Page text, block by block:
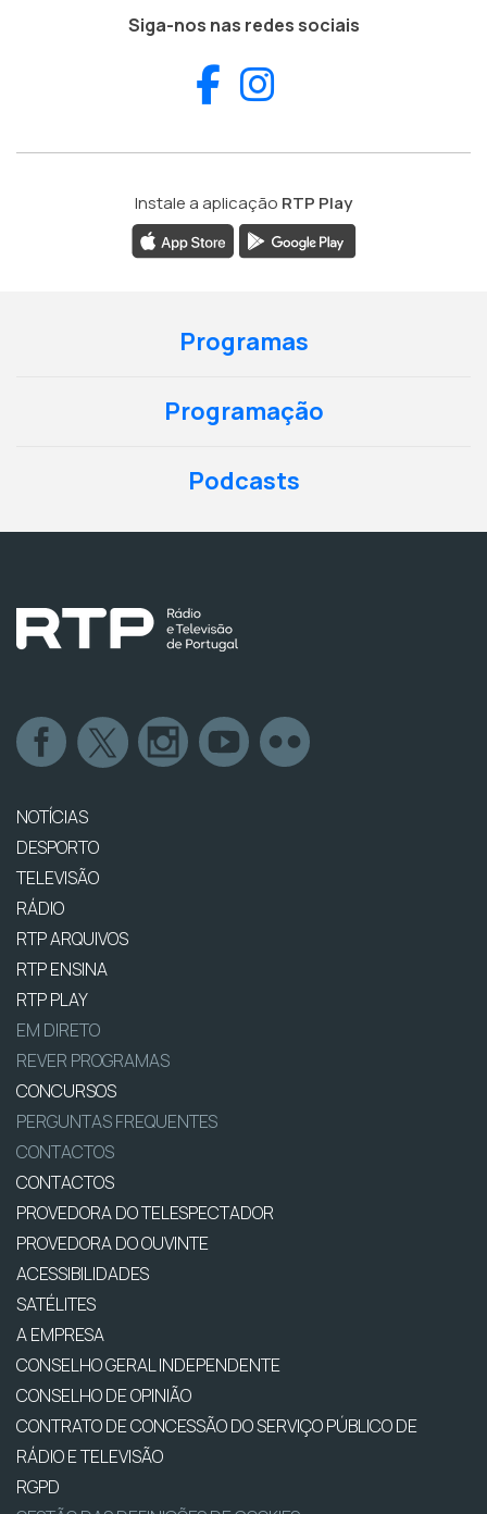
Siga-nos nas redes sociais
Facebook
Instale a aplicação RTP Play
Programas
Programação
Podcasts
NOTÍCIAS
DESPORTO
TELEVISÃO
RÁDIO
RTP ARQUIVOS
RTP ENSINA
RTP PLAY
EM DIRETO
REVER PROGRAMAS
CONCURSOS
PERGUNTAS FREQUENTES
CONTACTOS
CONTACTOS
PROVEDORA DO TELESPECTADOR
PROVEDORA DO OUVINTE
ACESSIBILIDADES
SATÉLITES
A EMPRESA
CONSELHO GERAL INDEPENDENTE
CONSELHO DE OPINIÃO
CONTRATO DE CONCESSÃO DO SERVIÇO PÚBLICO DE
RÁDIO E TELEVISÃO
RGPD